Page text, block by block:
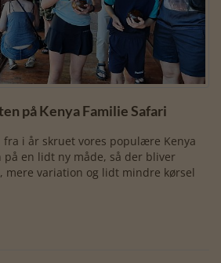
på Kenya Familie Safari
fra i år skruet vores populære Kenya
på en lidt ny måde, så der bliver
mere variation og lidt mindre kørsel